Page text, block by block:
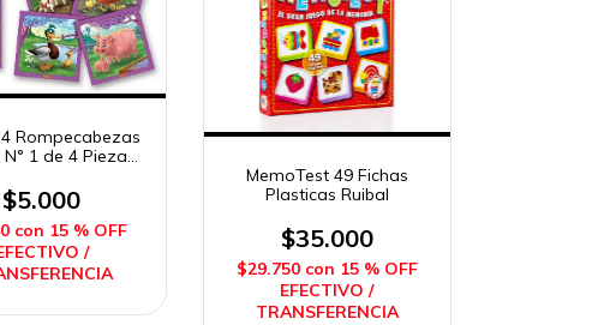
Rompecabezas
1 de 4 Piezas
$5.000
con 15 % OFF
/
MemoTest 49 Fichas
Plasticas Ruibal
$35.000
$29.750 con 15 % OFF
EFECTIVO /
TRANSFERENCIA